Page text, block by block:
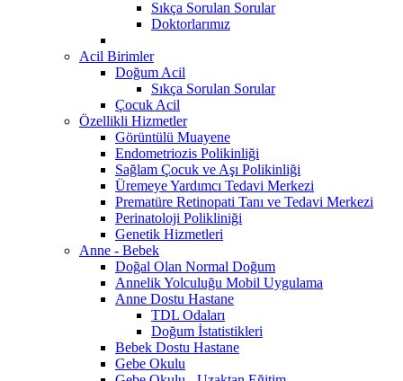
Sıkça Sorulan Sorular
Doktorlarımız
Acil Birimler
Doğum Acil
Sıkça Sorulan Sorular
Çocuk Acil
Özellikli Hizmetler
Görüntülü Muayene
Endometriozis Polikinliği
Sağlam Çocuk ve Aşı Polikinliği
Üremeye Yardımcı Tedavi Merkezi
Prematüre Retinopati Tanı ve Tedavi Merkezi
Perinatoloji Polikliniği
Genetik Hizmetleri
Anne - Bebek
Doğal Olan Normal Doğum
Annelik Yolculuğu Mobil Uygulama
Anne Dostu Hastane
TDL Odaları
Doğum İstatistikleri
Bebek Dostu Hastane
Gebe Okulu